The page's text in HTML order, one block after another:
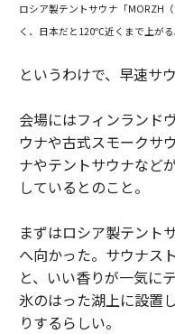
ロシア製テントサウナ「MORZH
く、日本だと120℃近くまで上がる
というわけで、早速サ
会場にはフィンランド
ウナや古式スモークサ
ナやテントサウナなど
しているとのこと。
まずはロシア製テント
へ向かった。サウナス
と、いい香りが一気に
氷のはった湖上に設置
りするらしい。